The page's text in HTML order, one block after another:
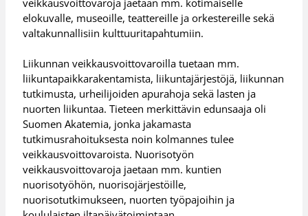
veikkausvoittovaroja jaetaan mm. kotimaiselle
elokuvalle, museoille, teattereille ja orkestereille sekä
valtakunnallisiin kulttuuritapahtumiin.
Liikunnan veikkausvoittovaroilla tuetaan mm.
liikuntapaikkarakentamista, liikuntajärjestöjä, liikunnan
tutkimusta, urheilijoiden apurahoja sekä lasten ja
nuorten liikuntaa. Tieteen merkittävin edunsaaja oli
Suomen Akatemia, jonka jakamasta
tutkimusrahoituksesta noin kolmannes tulee
veikkausvoittovaroista. Nuorisotyön
veikkausvoittovaroja jaetaan mm. kuntien
nuorisotyöhön, nuorisojärjestöille,
nuorisotutkimukseen, nuorten työpajoihin ja